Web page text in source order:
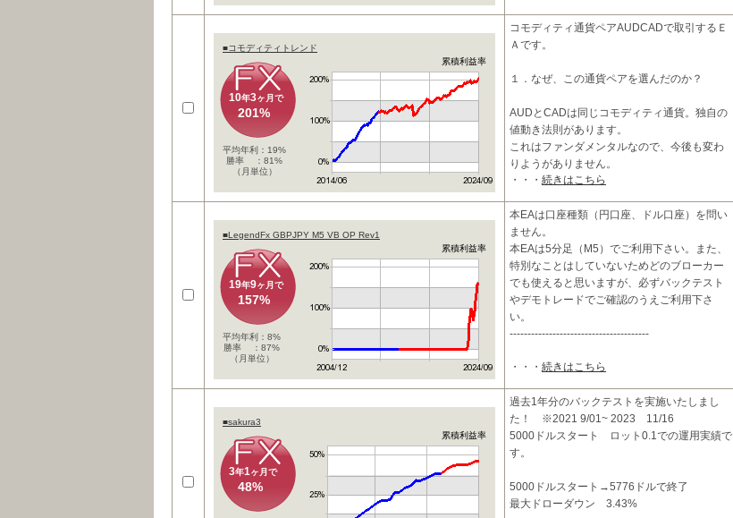
■コモディティトレンド
累積利益率
10年3ヶ月で
201%
平均年利：19%
勝率 ：81%
（月単位）
コモディティ通貨ペアAUDCADで取引するＥ
Ａです。
１．なぜ、この通貨ペアを選んだのか？
AUDとCADは同じコモディティ通貨。独自の
値動き法則があります。
これはファンダメンタルなので、今後も変わ
りようがありません。
普遍的な値動き法則を捉えて、ストラテジー
・・・ 続きはこちら
■LegendFx GBPJPY M5 VB OP Rev1
累積利益率
19年9ヶ月で
157%
平均年利：8%
勝率 ：87%
（月単位）
本EAは口座種類（円口座、ドル口座）を問い
ません。
本EAは5分足（M5）でご利用下さい。また、
特別なことはしていないためどのブローカー
でも使えると思いますが、必ずバックテスト
やデモトレードでご確認のうえご利用下さ
い。
---------------------------------------
・・・ 続きはこちら
■sakura3
累積利益率
3年1ヶ月で
48%
過去1年分のバックテストを実施いたしまし
た！ ※2021 9/01~ 2023 11/16
5000ドルスタート ロット0.1での運用実績で
す。
5000ドルスタート→5776ドルで終了
最大ドローダウン 3.43%